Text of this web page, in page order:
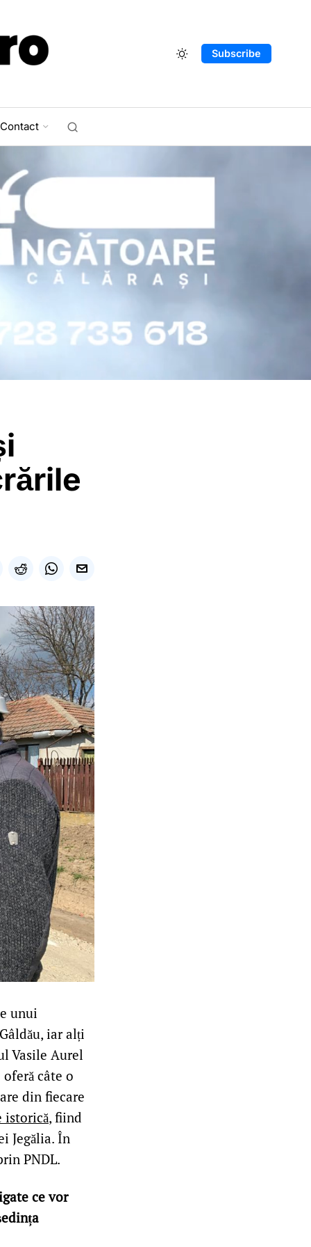
Subscribe
Contact
unui
iar alți
Vasile Aurel
câte o
din fiecare
istorică, fiind
Jegălia. În
PNDL.
ce vor